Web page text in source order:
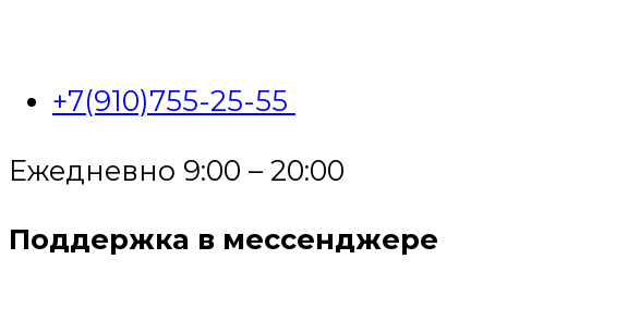
+7(910)755-25-55
Ежедневно 9:00 – 20:00
Поддержка в мессенджере